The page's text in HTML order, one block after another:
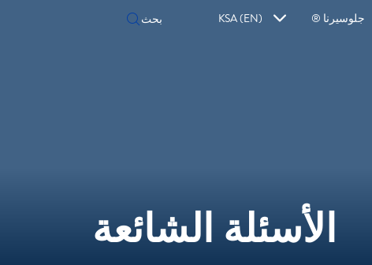
جلوسيرنا ® KSA (EN)
الأسئلة الشائعة